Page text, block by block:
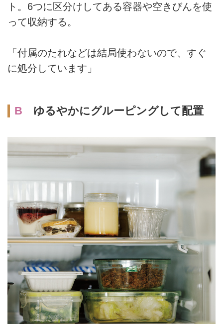
ト。6つに区分けしてある容器や空きびんを使
って収納する。
「付属のたれなどは結局使わないので、すぐ
に処分しています」
B ゆるやかにグルーピングして配置